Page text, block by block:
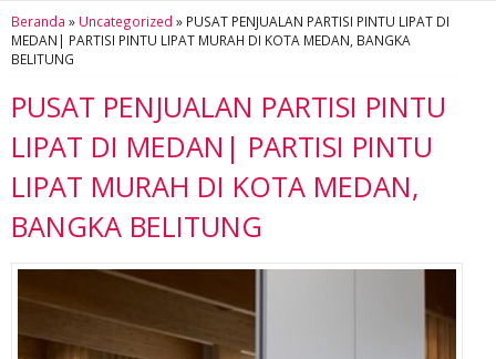
Beranda » Uncategorized » PUSAT PENJUALAN PARTISI PINTU LIPAT DI
MEDAN| PARTISI PINTU LIPAT MURAH DI KOTA MEDAN, BANGKA
BELITUNG
PUSAT PENJUALAN PARTISI PINTU
LIPAT DI MEDAN| PARTISI PINTU
LIPAT MURAH DI KOTA MEDAN,
BANGKA BELITUNG